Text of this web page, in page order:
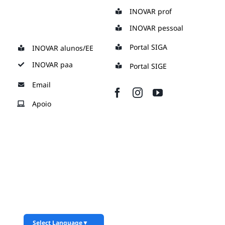
content
INOVAR prof
INOVAR pessoal
INOVAR alunos/EE
INOVAR paa
Portal SIGA
Portal SIGE
Email
Apoio
Select Language▼